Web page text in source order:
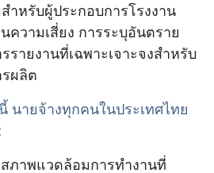
ำหรับผู้ประกอบการโรงงาน
ความเสี่ยง การระบุอันตราย
ายงานที่เฉพาะเจาะจงสำหรับ
ผลิต
นายจ้างทุกคนในประเทศไทย
ภาพแวดล้อมการทำงานที่